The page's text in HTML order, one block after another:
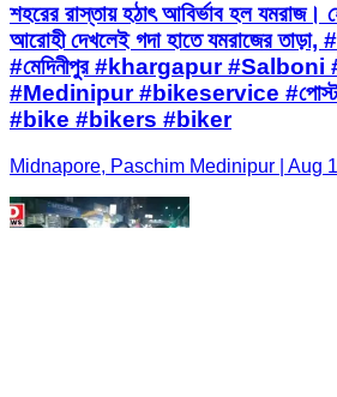
শহরের রাস্তায় হঠাৎ আবির্ভাব হল যমরাজ।
আরোহী দেখলেই গদা হাতে যমরাজের তাড়া,
#মেদিনীপুর #khargapur #Salboni
#Medinipur #bikeservice
#bike #bikers #biker
Midnapore, Paschim Medinipur | Aug